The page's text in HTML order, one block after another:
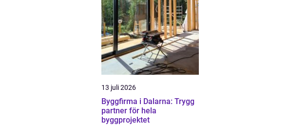
13 juli 2026
Byggfirma i Dalarna: Trygg
partner för hela
byggprojektet